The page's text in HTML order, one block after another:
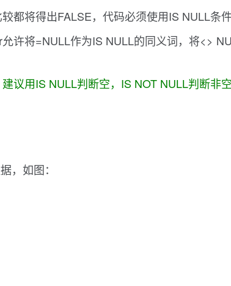
都将得出FALSE，代码必须使用IS NULL
许将=NULL作为IS NULL的同义词，将<>
议用IS NULL判断空，IS NOT NULL判断非空
，如图：